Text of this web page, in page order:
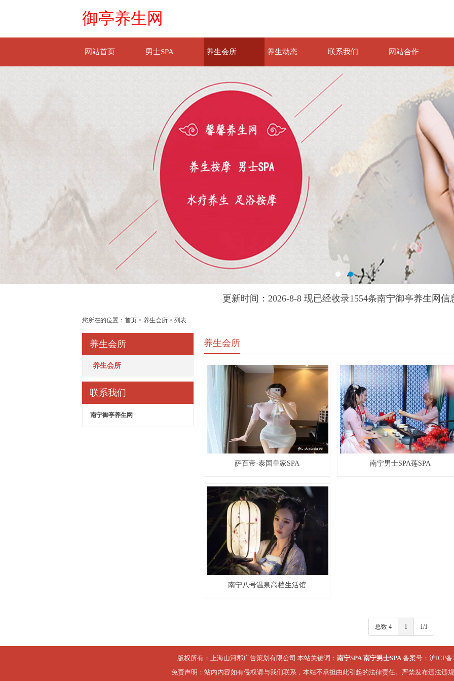
御亭养生网
网站首页 男士SPA 养生会所 养生动态 联系我们 网站合作
更新时间：2026-8-8 现已经收录1554条南宁御亭养生网信
您所在的位置： 首页 > 养生会所 > 列表
养生会所
养生会所
联系我们
南宁御亭养生网
养生会所
萨百帝·泰国皇家SPA 南宁男士SPA莲SPA
南宁八号温泉高档生活馆
总数 4 1 1/1
版权所有：上海山河郡广告策划有限公司 本站关键词： 南宁SPA 南宁男士SPA备案号： 沪ICP
免责声明：站内内容如有侵权请与我们联系，本站不承担由此引起的法律责任。严禁发布违法违